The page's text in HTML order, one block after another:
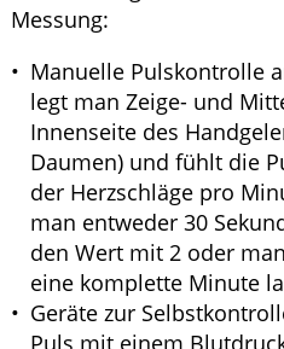
Messung:
Manuelle Pulskontrolle
legt man Zeige- und
Innenseite des
Daumen) und fühlt die
der Herzschläge pro
man entweder 30
den Wert mit 2 oder
eine komplette Minute
Geräte zur
Puls mit einem